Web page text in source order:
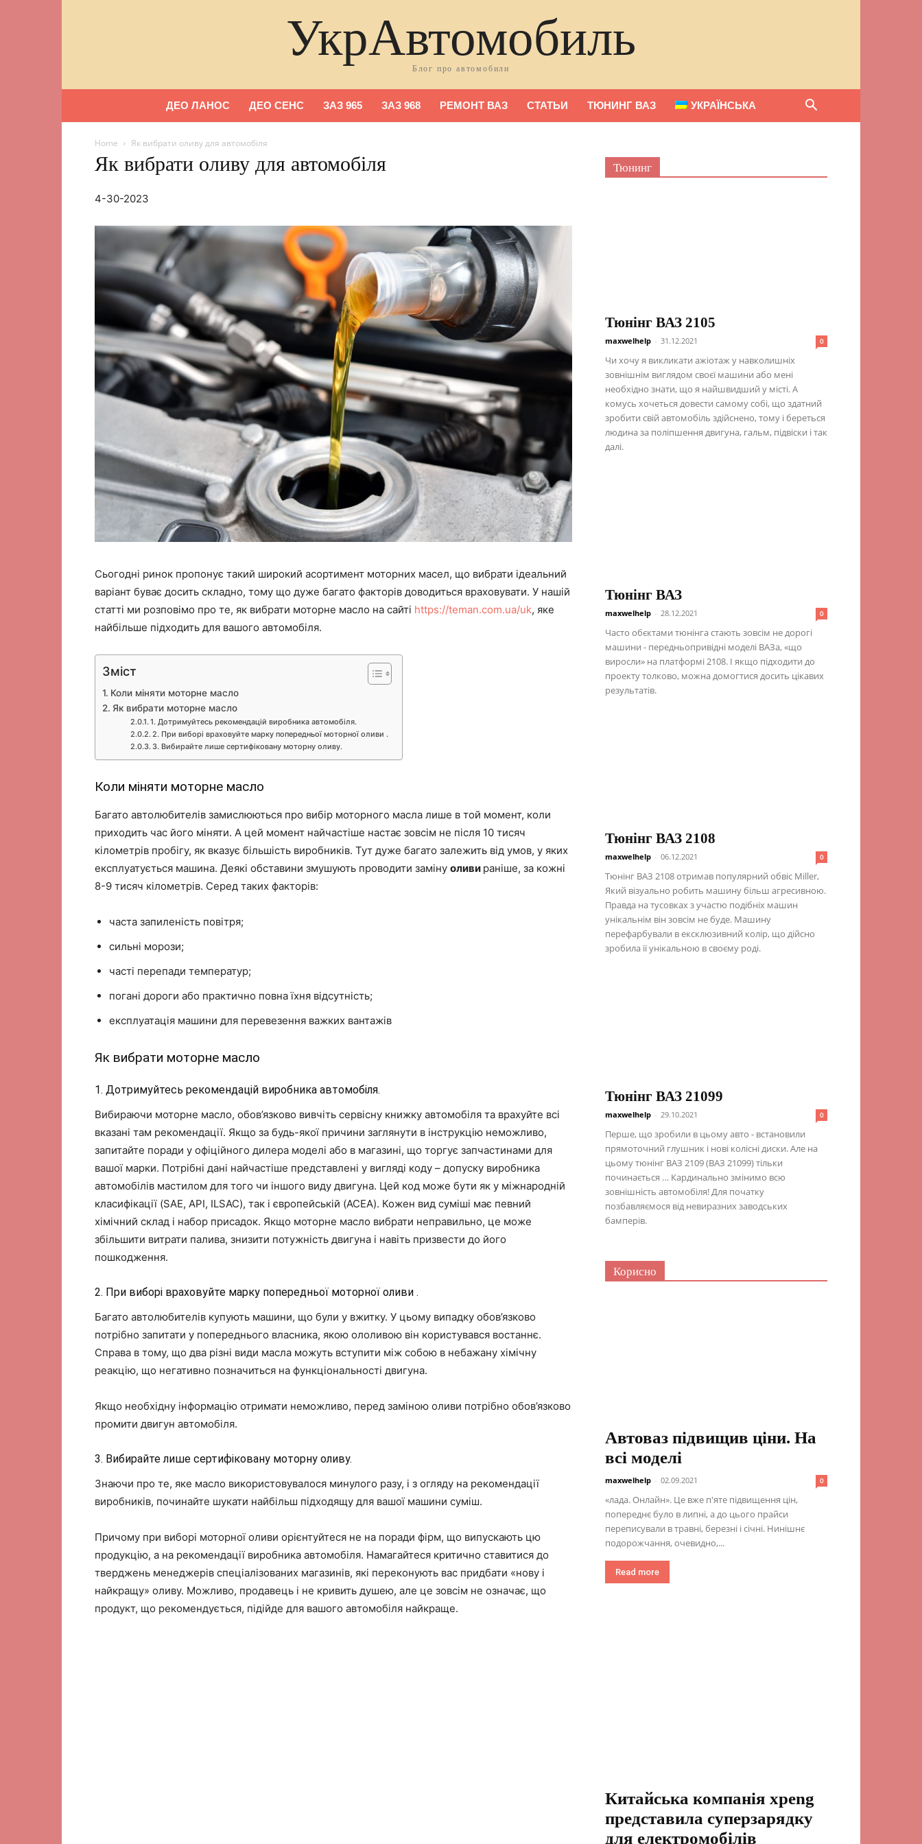
УкрАвтомобиль
Блог про автомобили
ДЕО ЛАНОС ДЕО СЕНС ЗАЗ 965 ЗАЗ 968 РЕМОНТ ВАЗ СТАТЬИ ТЮНИНГ ВАЗ УКРАЇНСЬКА
Home Як вибрати оливу для автомобіля
Як вибрати оливу для автомобіля
4-30-2023
Сьогодні ринок пропонує такий широкий асортимент моторних масел, що вибрати ідеальний
варіант буває досить складно, тому що дуже багато факторів доводиться враховувати. У нашій
статті ми розповімо про те, як вибрати моторне масло на сайті https://teman.com.ua/uk, яке
найбільше підходить для вашого автомобіля.
Зміст
Коли міняти моторне масло
Як вибрати моторне масло
1. Дотримуйтесь рекомендацій виробника автомобіля.
2. При виборі враховуйте марку попередньої моторної оливи .
3. Вибирайте лише сертифіковану моторну оливу.
Коли міняти моторне масло
Багато автолюбителів замислюються про вибір моторного масла лише в той момент, коли
приходить час його міняти. А цей момент найчастіше настає зовсім не після 10 тисяч
кілометрів пробігу, як вказує більшість виробників. Тут дуже багато залежить від умов, у яких
експлуатується машина. Деякі обставини змушують проводити заміну оливи раніше, за кожні
8-9 тисяч кілометрів. Серед таких факторів:
часта запиленість повітря;
сильні морози;
часті перепади температур;
погані дороги або практично повна їхня відсутність;
експлуатація машини для перевезення важких вантажів
Як вибрати моторне масло
1. Дотримуйтесь рекомендацій виробника автомобіля.
Вибираючи моторне масло, обов’язково вивчіть сервісну книжку автомобіля та врахуйте всі
вказані там рекомендації. Якщо за будь-якої причини заглянути в інструкцію неможливо,
запитайте поради у офіційного дилера моделі або в магазині, що торгує запчастинами для
вашої марки. Потрібні дані найчастіше представлені у вигляді коду – допуску виробника
автомобілів мастилом для того чи іншого виду двигуна. Цей код може бути як у міжнародній
класифікації (SAE, API, ILSAC), так і європейській (ACEA). Кожен вид суміші має певний
хімічний склад і набор присадок. Якщо моторне масло вибрати неправильно, це може
збільшити витрати палива, знизити потужність двигуна і навіть призвести до його
пошкодження.
2. При виборі враховуйте марку попередньої моторної оливи .
Багато автолюбителів купують машини, що були у вжитку. У цьому випадку обов’язково
потрібно запитати у попереднього власника, якою ололивою він користувався востаннє.
Справа в тому, що два різні види масла можуть вступити між собою в небажану хімічну
реакцію, що негативно позначиться на функціональності двигуна.
Якщо необхідну інформацію отримати неможливо, перед заміною оливи потрібно обов’язково
промити двигун автомобіля.
3. Вибирайте лише сертифіковану моторну оливу.
Знаючи про те, яке масло використовувалося минулого разу, і з огляду на рекомендації
виробників, починайте шукати найбільш підходящу для вашої машини суміш.
Причому при виборі моторної оливи орієнтуйтеся не на поради фірм, що випускають цю
продукцію, а на рекомендації виробника автомобіля. Намагайтеся критично ставитися до
тверджень менеджерів спеціалізованих магазинів, які переконують вас придбати «нову і
найкращу» оливу. Можливо, продавець і не кривить душею, але це зовсім не означає, що
продукт, що рекомендується, підійде для вашого автомобіля найкраще.
Тюнинг
Тюнінг ВАЗ 2105
maxwelhelp - 31.12.2021 0
Чи хочу я викликати ажіотаж у навколишніх
зовнішнім виглядом своєї машини або мені
необхідно знати, що я найшвидший у місті. А
комусь хочеться довести самому собі, що здатний
зробити свій автомобіль здійснено, тому і береться
людина за поліпшення двигуна, гальм, підвіски і так
далі.
Тюнінг ВАЗ
maxwelhelp - 28.12.2021 0
Часто обєктами тюнінга стають зовсім не дорогі
машини - передньопривідні моделі ВАЗа, «що
виросли» на платформі 2108. І якщо підходити до
проекту толково, можна домогтися досить цікавих
результатів.
Тюнінг ВАЗ 2108
maxwelhelp - 06.12.2021 0
Тюнінг ВАЗ 2108 отримав популярний обвіс Miller,
Який візуально робить машину більш агресивною.
Правда на тусовках з участю подібніх машин
унікальнім він зовсім не буде. Машину
перефарбували в ексклюзивний колір, що дійсно
зробила її унікальною в своєму роді.
Тюнінг ВАЗ 21099
maxwelhelp - 29.10.2021 0
Перше, що зробили в цьому авто - встановили
прямоточний глушник і нові колісні диски. Але на
цьому тюнінг ВАЗ 2109 (ВАЗ 21099) тільки
починається … Кардинально змінимо всю
зовнішність автомобіля! Для початку
позбавляємося від невиразних заводських
бамперів.
Корисно
Автоваз підвищив ціни. На
всі моделі
maxwelhelp - 02.09.2021 0
«лада. Онлайн». Це вже п'яте підвищення цін,
попереднє було в липні, а до цього прайси
переписували в травні, березні і січні. Нинішнє
подорожчання, очевидно,...
Read more
Китайська компанія xpeng
представила суперзарядку
для електромобілів